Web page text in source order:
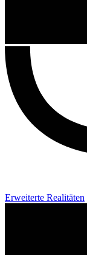
Erweiterte Realitäten